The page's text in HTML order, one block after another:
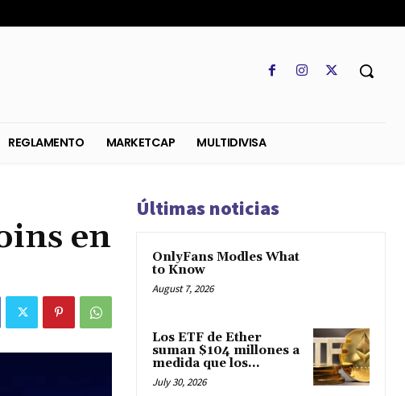
en
Últimas noticias
OnlyFans Modles What
to Know
August 7, 2026
Los ETF de Ether
suman $104 millones a
medida que los...
July 30, 2026